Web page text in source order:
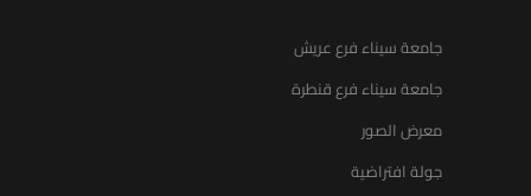
جامعة سيناء فرع عريش
جامعة سيناء فرع قنطرة
معرض الصور
جولة افتراضية